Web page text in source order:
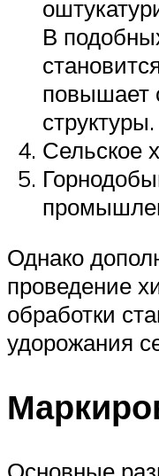
В
повышает
структуры.
Сельское
Однако
проведение
обработки
удорожания